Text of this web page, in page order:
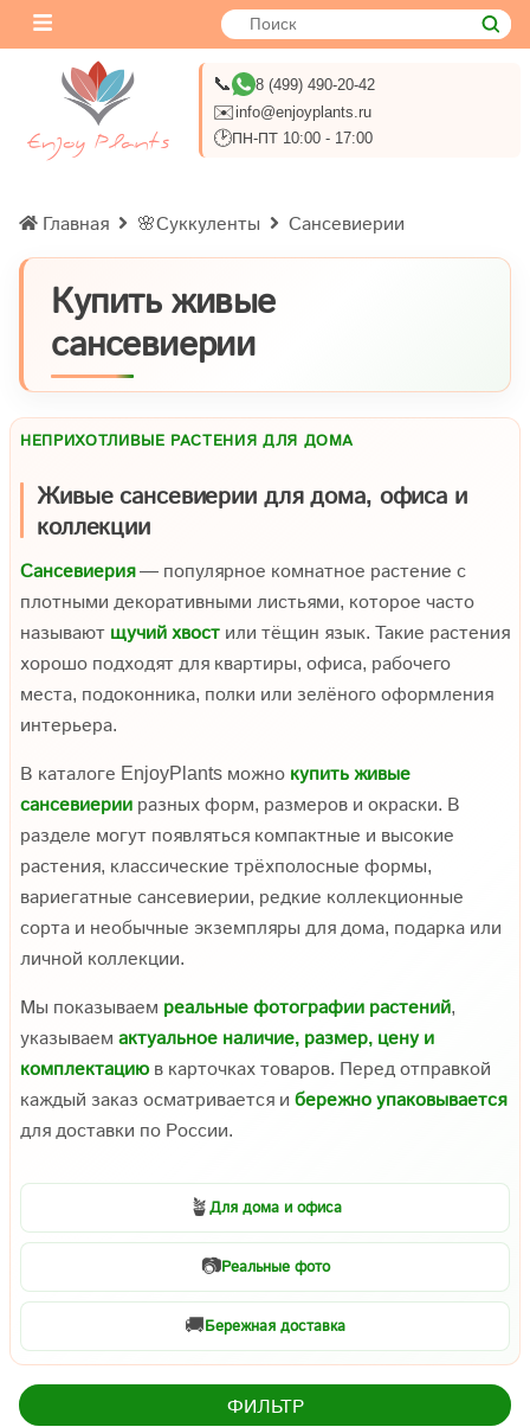
📞 8 (499) 490-20-42
✉️info@enjoyplants.ru
🕑ПН-ПТ 10:00 - 17:00
Главная 🌸Суккуленты Сансевиерии
Купить живые
сансевиерии
НЕПРИХОТЛИВЫЕ РАСТЕНИЯ ДЛЯ ДОМА
Живые сансевиерии для дома, офиса и
коллекции
Сансевиерия— популярное комнатное растение с
плотными декоративными листьями, которое часто
называют щучий хвост или тёщин язык. Такие растения
хорошо подходят для квартиры, офиса, рабочего
места, подоконника, полки или зелёного оформления
интерьера.
В каталоге EnjoyPlants можно купить живые
сансевиерии разных форм, размеров и окраски. В
разделе могут появляться компактные и высокие
растения, классические трёхполосные формы,
вариегатные сансевиерии, редкие коллекционные
сорта и необычные экземпляры для дома, подарка или
личной коллекции.
Мы показываем реальные фотографии растений,
указываем актуальное наличие, размер, цену и
комплектациюв карточках товаров. Перед отправкой
каждый заказ осматривается и бережно упаковывается
для доставки по России.
🪴 Для дома и офиса
📷Реальные фото
🚚Бережная доставка
ФИЛЬТР